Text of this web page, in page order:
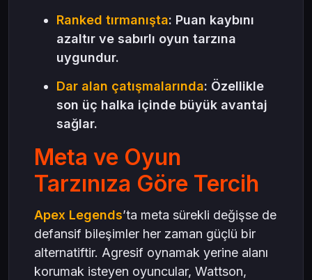
Ranked tırmanışta: Puan kaybını
azaltır ve sabırlı oyun tarzına
uygundur.
Dar alan çatışmalarında: Özellikle
son üç halka içinde büyük avantaj
sağlar.
Meta ve Oyun
Tarzınıza Göre Tercih
Apex Legends’ta meta sürekli değişse de
defansif bileşimler her zaman güçlü bir
alternatiftir. Agresif oynamak yerine alanı
korumak isteyen oyuncular, Wattson,